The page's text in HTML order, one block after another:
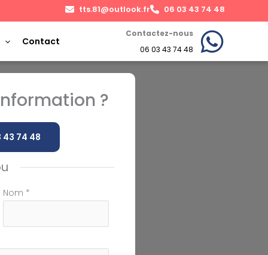
tts.81@outlook.fr 06 03 43 74 48
Contact
Contactez-nous
06 03 43 74 48
?
43 74 48
Nom *